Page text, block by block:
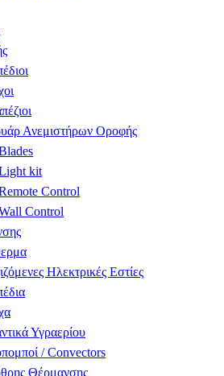
Ανεμιστήρων Οροφής
kit
Control
Control
Ηλεκτρικές Εστίες
Υγραερίου
/ Convectors
Θέρμανσης